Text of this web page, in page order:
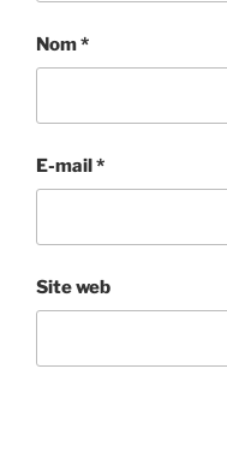
Nom*
E-mail*
Site web